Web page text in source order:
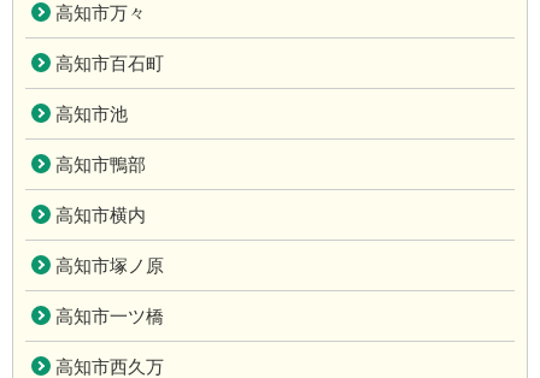
高知市万々
高知市百石町
高知市池
高知市鴨部
高知市横内
高知市塚ノ原
高知市一ツ橋
高知市西久万